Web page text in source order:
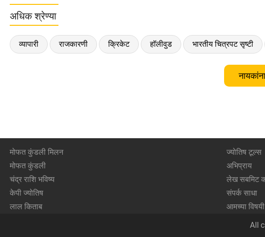
अधिक श्रेण्या
व्यापारी राजकारणी क्रिकेट हॉलीवुड भारतीय चित्रपट सृष्टी
मोफत कुंडली मिलन
मोफत कुंडली
चंद्र राशि भविष्य
केपी ज्योतिष
लाल किताब
ज्योतिष टूल्स
अभिप्राय
लेख सबमिट
संपर्क साधा
आमच्या विषयी
All